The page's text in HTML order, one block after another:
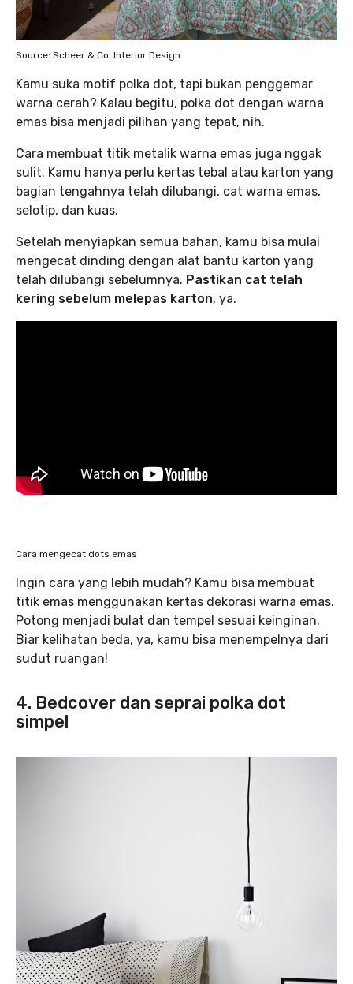
Source: Scheer & Co. Interior Design
Kamu suka motif polka dot, tapi bukan penggemar
warna cerah? Kalau begitu, polka dot dengan warna
emas bisa menjadi pilihan yang tepat, nih.
Cara membuat titik metalik warna emas juga nggak
sulit. Kamu hanya perlu kertas tebal atau karton yang
bagian tengahnya telah dilubangi, cat warna emas,
selotip, dan kuas.
Setelah menyiapkan semua bahan, kamu bisa mulai
mengecat dinding dengan alat bantu karton yang
telah dilubangi sebelumnya. Pastikan cat telah
kering sebelum melepas karton, ya.
Cara mengecat dots emas
Ingin cara yang lebih mudah? Kamu bisa membuat
titik emas menggunakan kertas dekorasi warna emas.
Potong menjadi bulat dan tempel sesuai keinginan.
Biar kelihatan beda, ya, kamu bisa menempelnya dari
sudut ruangan!
4. Bedcover dan seprai polka dot
simpel